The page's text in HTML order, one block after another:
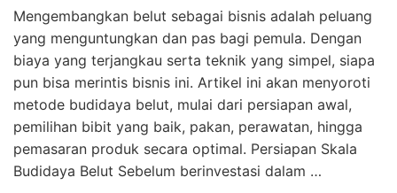
Mengembangkan belut sebagai bisnis adalah peluang
yang menguntungkan dan pas bagi pemula. Dengan
biaya yang terjangkau serta teknik yang simpel, siapa
pun bisa merintis bisnis ini. Artikel ini akan menyoroti
metode budidaya belut, mulai dari persiapan awal,
pemilihan bibit yang baik, pakan, perawatan, hingga
pemasaran produk secara optimal. Persiapan Skala
Budidaya Belut Sebelum berinvestasi dalam …